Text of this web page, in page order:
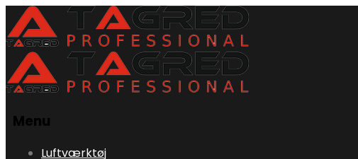
Menu
Skip Luftværktøj